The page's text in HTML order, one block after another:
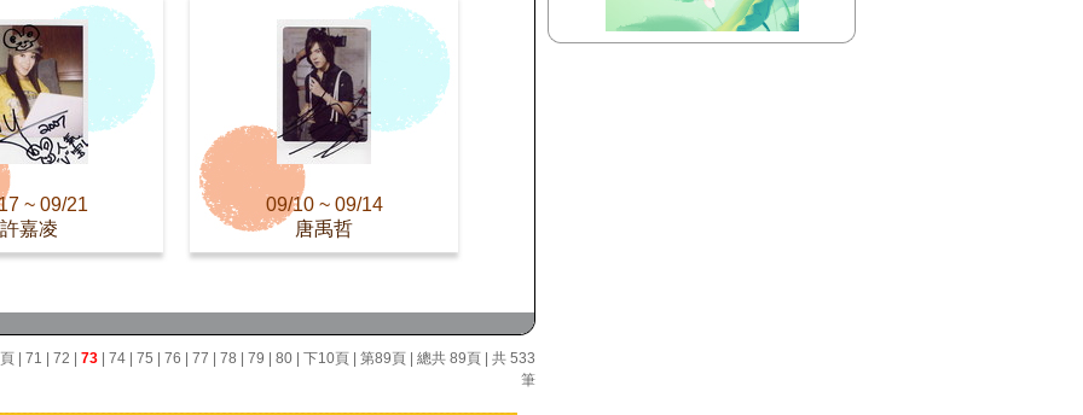
~ 09/21
許嘉凌
09/10 ~ 09/14
唐禹哲
71 72 73 74 75 76 77 78 79 80 下10頁 第89頁 | 總共 89頁 | 共 533
筆